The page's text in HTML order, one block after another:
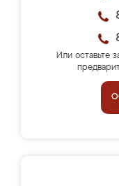
Или оставьте